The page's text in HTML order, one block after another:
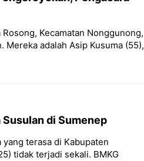
Kecamatan Nonggunong,
adalah Asip Kusuma (55),
Susulan di Sumenep
terasa di Kabupaten
tidak terjadi sekali. BMKG